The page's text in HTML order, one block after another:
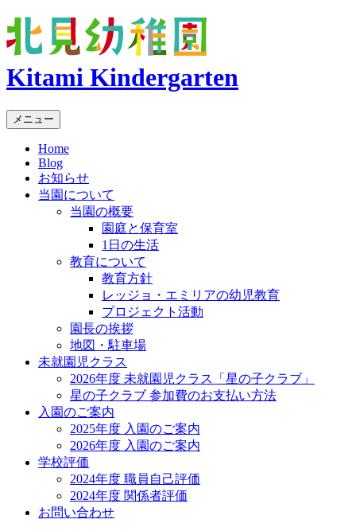
Kitami Kindergarten
メニュー
Home
Blog
お知らせ
当園について
当園の概要
園庭と保育室
1日の生活
教育について
教育方針
レッジョ・エミリアの幼児教育
プロジェクト活動
園長の挨拶
地図・駐車場
未就園児クラス
2026年度 未就園児クラス「星の子クラブ」
星の子クラブ 参加費のお支払い方法
入園のご案内
2025年度 入園のご案内
2026年度 入園のご案内
学校評価
2024年度 職員自己評価
2024年度 関係者評価
お問い合わせ